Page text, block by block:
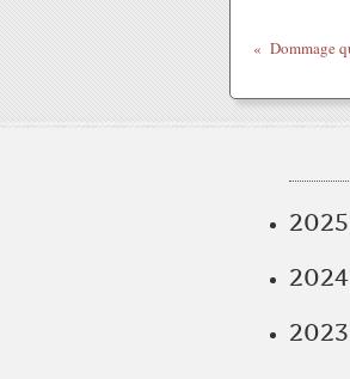
2025
2024
2023